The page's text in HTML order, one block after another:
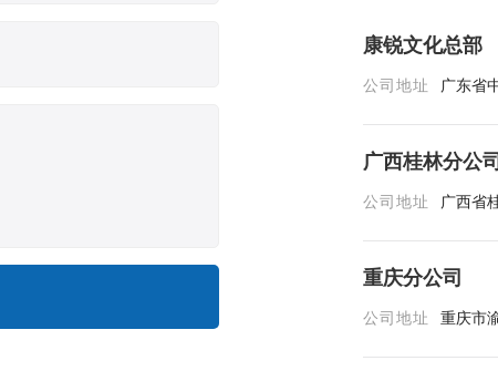
康锐文化总部
公司地址 广东省
广西桂林分公司
公司地址 广西省
重庆分公司
公司地址 重庆市